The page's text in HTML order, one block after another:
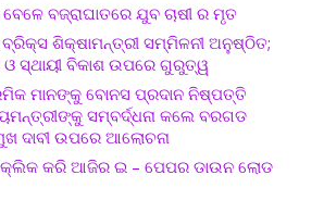
ବଜ୍ରାଘାତରେ ଯୁବ ଚାଷୀ ର ମୃତ
ଶିକ୍ଷାମନ୍ତ୍ରୀ ସମ୍ମିଳନୀ ଅନୁଷ୍ଠିତ;
ସ୍ଥାୟୀ ବିକାଶ ଉପରେ ଗୁରୁତ୍ୱ
ମାନଙ୍କୁ ବୋନସ ପ୍ରଦାନ ନିଷ୍ପତ୍ତି
ସମ୍ବର୍ଦ୍ଧନା କଲେ ବରଗଡ
ଦାବୀ ଉପରେ ଆଲୋଚନା
କରି ଆଜିର ଇ – ପେପର ଡାଉନ ଲୋଡ